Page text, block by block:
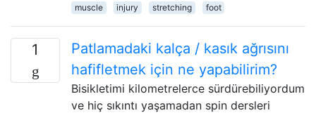
muscle injury stretching foot
1
Patlamadaki kalça / kasık ağrısını
hafifletmek için ne yapabilirim?
Bisikletimi kilometrelerce sürdürebiliyordum
ve hiç sıkıntı yaşamadan spin dersleri